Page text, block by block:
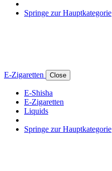
Springe zur Hauptkategorie
E-Zigaretten Close
E-Shisha
E-Zigaretten
Liquids
Springe zur Hauptkategorie